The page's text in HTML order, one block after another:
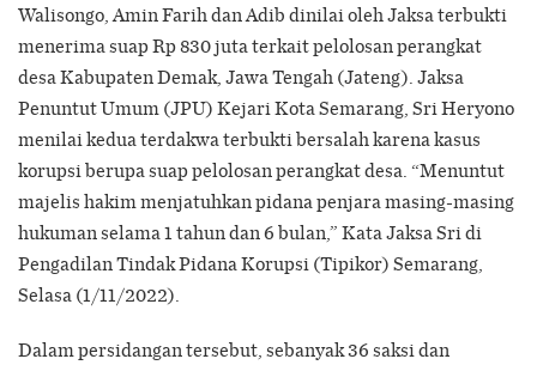
Walisongo, Amin Farih dan Adib dinilai oleh Jaksa terbukti
menerima suap Rp 830 juta terkait pelolosan perangkat
desa Kabupaten Demak, Jawa Tengah (Jateng). Jaksa
Penuntut Umum (JPU) Kejari Kota Semarang, Sri Heryono
menilai kedua terdakwa terbukti bersalah karena kasus
korupsi berupa suap pelolosan perangkat desa. “Menuntut
majelis hakim menjatuhkan pidana penjara masing-masing
hukuman selama 1 tahun dan 6 bulan,” Kata Jaksa Sri di
Pengadilan Tindak Pidana Korupsi (Tipikor) Semarang,
Selasa (1/11/2022).
Dalam persidangan tersebut, sebanyak 36 saksi dan